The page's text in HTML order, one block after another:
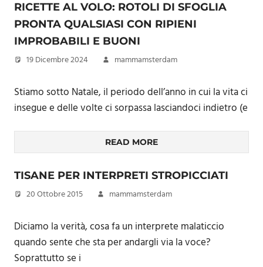
formato
monodose
e
confezione
RICETTE AL VOLO: ROTOLI DI SFOGLIA
PRONTA QUALSIASI CON RIPIENI
IMPROBABILI E BUONI
19 Dicembre 2024 mammamsterdam
Stiamo sotto Natale, il periodo dell’anno in cui la vita ci
insegue e delle volte ci sorpassa lasciandoci indietro (e
READ MORE
TISANE PER INTERPRETI STROPICCIATI
20 Ottobre 2015 mammamsterdam
Diciamo la verità, cosa fa un interprete malaticcio
quando sente che sta per andargli via la voce?
Soprattutto se i